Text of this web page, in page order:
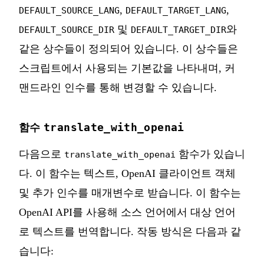
DEFAULT_SOURCE_LANG, DEFAULT_TARGET_LANG,
DEFAULT_SOURCE_DIR 및 DEFAULT_TARGET_DIR와
같은 상수들이 정의되어 있습니다. 이 상수들은
스크립트에서 사용되는 기본값을 나타내며, 커
맨드라인 인수를 통해 변경할 수 있습니다.
함수 translate_with_openai
다음으로 translate_with_openai 함수가 있습니
다. 이 함수는 텍스트, OpenAI 클라이언트 객체
및 추가 인수를 매개변수로 받습니다. 이 함수는
OpenAI API를 사용해 소스 언어에서 대상 언어
로 텍스트를 번역합니다. 작동 방식은 다음과 같
습니다: